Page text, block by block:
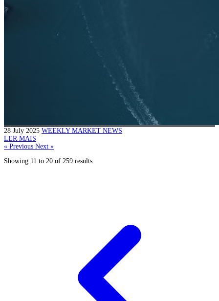
28 July 2025 WEEKLY MARKET NEWS
LER MAIS
« Previous Next »
Showing 11 to 20 of 259 results